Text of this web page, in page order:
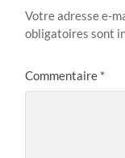
Votre adresse e-
obligatoires sont
Commentaire *